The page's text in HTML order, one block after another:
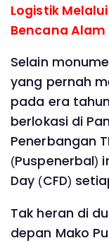
Logistik
Bencana
Selain
yang pernah
pada era
berlokasi di
Penerbangan
(Puspenerbal)
Day (CFD)
Tak heran di
depan Mako